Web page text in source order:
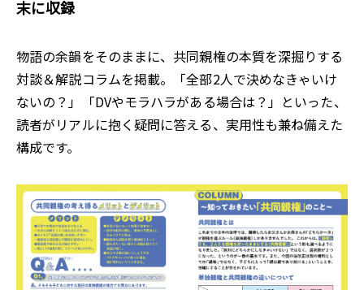
末に収録
物語の余韻をそのままに、共同親権の本質を深掘りする
対談＆解説コラムを掲載。「全部2人で決めなきゃいけ
ないの？」「DVやモラハラがある場合は？」といった、
読者がリアルに抱く疑問に答える、実用性も兼ね備えた
構成です。